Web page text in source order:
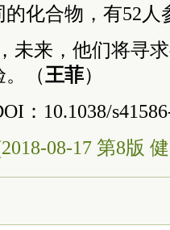
化合物，有52人
未来，他们将寻
。（王菲）
：10.1038/
08-17 第8版